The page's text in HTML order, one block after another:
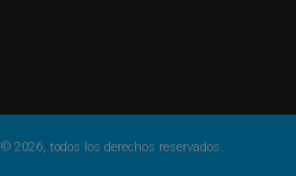
© 2026, todos los derechos reservados.